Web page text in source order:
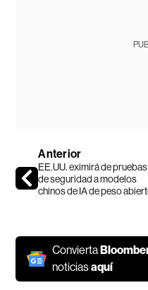
Anterior
EE.UU. eximirá de pruebas
de seguridad a modelos
chinos de IA de peso
Convierta
noticiasaquí